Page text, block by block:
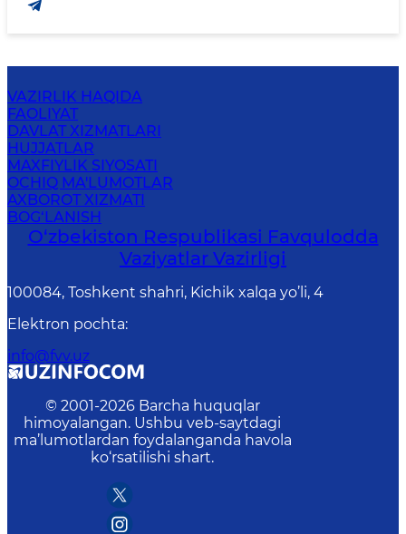
VAZIRLIK HAQIDA
FAOLIYAT
DAVLAT XIZMATLARI
HUJJATLAR
MAXFIYLIK SIYOSATI
OCHIQ MA'LUMOTLAR
AXBOROT XIZMATI
BOG‘LANISH
O‘zbеkistоn Rеspublikаsi Favqulodda
Vaziyatlar Vazirligi
100084, Toshkent shahri, Kichik xalqa yo’li, 4
Elektron pochta:
info@fvv.uz
© 2001-2026 Barcha huquqlar
himoyalangan. Ushbu veb-saytdagi
ma’lumotlardan foydalanganda havola
ko‘rsatilishi shart.